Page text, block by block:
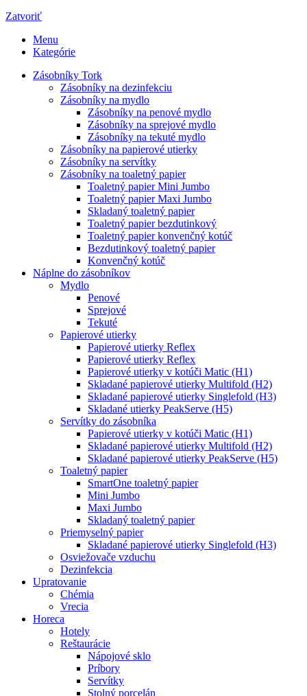
Zatvoriť
Menu
Kategórie
Zásobníky Tork
Zásobníky na dezinfekciu
Zásobníky na mydlo
Zásobníky na penové mydlo
Zásobníky na sprejové mydlo
Zásobníky na tekuté mydlo
Zásobníky na papierové utierky
Zásobníky na servítky
Zásobníky na toaletný papier
Toaletný papier Mini Jumbo
Toaletný papier Maxi Jumbo
Skladaný toaletný papier
Toaletný papier bezdutinkový
Toaletný papier konvenčný kotúč
Bezdutinkový toaletný papier
Konvenčný kotúč
Náplne do zásobníkov
Mydlo
Penové
Sprejové
Tekuté
Papierové utierky
Papierové utierky Reflex
Papierové utierky Reflex
Papierové utierky v kotúči Matic (H1)
Skladané papierové utierky Multifold (H2)
Skladané papierové utierky Singlefold (H3)
Skladané utierky PeakServe (H5)
Servítky do zásobníka
Papierové utierky v kotúči Matic (H1)
Skladané papierové utierky Multifold (H2)
Skladané papierové utierky PeakServe (H5)
Toaletný papier
SmartOne toaletný papier
Mini Jumbo
Maxi Jumbo
Skladaný toaletný papier
Priemyselný papier
Skladané papierové utierky Singlefold (H3)
Osviežovače vzduchu
Dezinfekcia
Upratovanie
Chémia
Vrecia
Horeca
Hotely
Reštaurácie
Nápojové sklo
Príbory
Servítky
Stolný porcelán